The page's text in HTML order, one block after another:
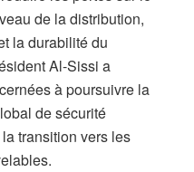
de la distribution,
la durabilité du
Al-Sissi a
à poursuivre la
de sécurité
transition vers les